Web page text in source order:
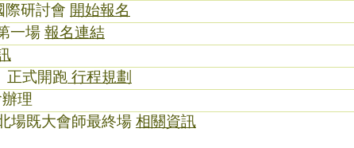
際研討會 開始報名
一場 報名連結
正式開跑 行程規劃
理
場既大會師最終場 相關資訊